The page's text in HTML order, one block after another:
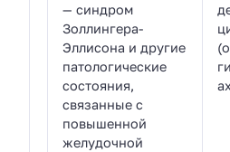
— синдром
Золлингера-
Эллисона и другие
патологические
состояния,
связанные с
повышенной
желудочной